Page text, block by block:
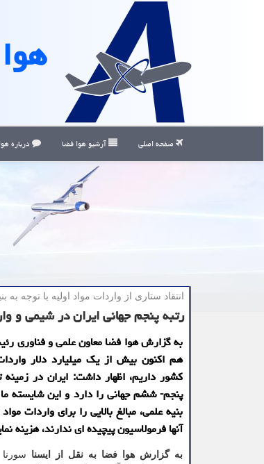
صفحه اصلی آرشیو هوا فضا درباره
انتقاد ستاری از واردات مواد اولیه با توجه به
رتبه پنجم جهانی ایران در شیمی و
به گزارش هوا فضا معاون علمی و فناوری
هم اکنون بیش از یک میلیارد دلار
کشور داریم، اظهار داشت: ایران در زمینه
پنجم- ششم جهانی را دارد و این شایسته
بنیه علمی، مبالغ بالایی را برای واردات
آنها فرمولاسیون پیچیده ای ندارند، هزینه
به گزارش هوا فضا به نقل از ایسنا